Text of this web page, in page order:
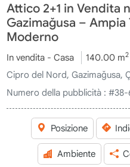
Attico 2+1 in Vendita
Gazimağusa – Ampia
Moderno
In vendita - Casa 140.00 m2
Cipro del Nord, Gazimağusa,
Numero della pubblicità : #38-
Posizione
Ambiente